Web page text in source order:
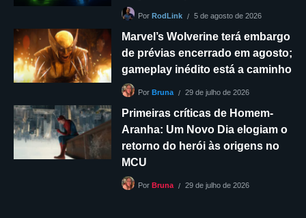
Por RodLink 5 de agosto de 2026
Marvel’s Wolverine terá embargo
de prévias encerrado em agosto;
gameplay inédito está a caminho
Por Bruna 29 de julho de 2026
Primeiras críticas de Homem-
Aranha: Um Novo Dia elogiam o
retorno do herói às origens no
MCU
Por Bruna 29 de julho de 2026